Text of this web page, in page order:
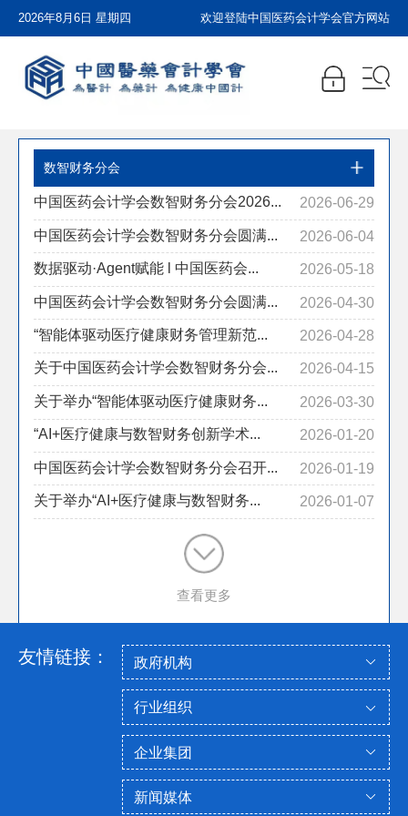
2026年8月6日 星期四 欢迎登陆中国医药会计学会官方网站
数智财务分会
中国医药会计学会数智财务分会2026... 2026-06-29
中国医药会计学会数智财务分会圆满... 2026-06-04
数据驱动·Agent赋能 l 中国医药会... 2026-05-18
中国医药会计学会数智财务分会圆满... 2026-04-30
“智能体驱动医疗健康财务管理新范... 2026-04-28
关于中国医药会计学会数智财务分会... 2026-04-15
关于举办“智能体驱动医疗健康财务... 2026-03-30
“AI+医疗健康与数智财务创新学术... 2026-01-20
中国医药会计学会数智财务分会召开... 2026-01-19
关于举办“AI+医疗健康与数智财务... 2026-01-07
查看更多
友情链接：